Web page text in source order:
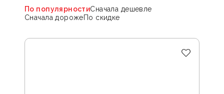
По популярностиСначала дешевле
Сначала дорожеПо скидке